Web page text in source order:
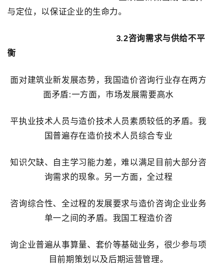
与定位，以保证企业的生命力。
3.2咨询需求与供给不平
衡
面对建筑业新发展态势，我国造价咨询行业存在两方
面矛盾:一方面，市场发展需要高水
平执业技术人员与造价技术人员素质较低的矛盾。我
国普遍存在造价技术人员综合专业
知识欠缺、自主学习能力差，难以满足目前大部分咨
询需求的现象。另一方面，全过程
咨询综合性、全过程的发展要求与造价咨询企业业务
单一之间的矛盾。我国工程造价咨
询企业普遍从事算量、套价等基础业务，很少参与项
目前期策划以及后期运营管理。